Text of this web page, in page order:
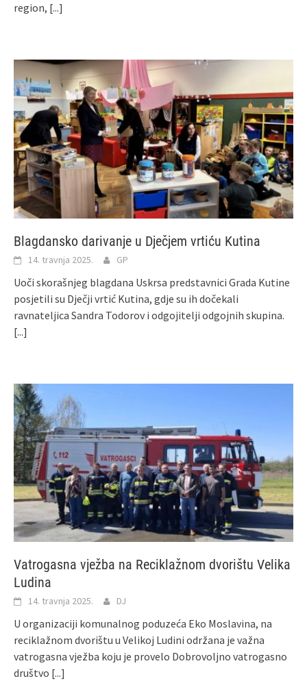
region, [...]
Blagdansko darivanje u Dječjem vrtiću Kutina
14. travnja 2025. GP
Uoči skorašnjeg blagdana Uskrsa predstavnici Grada Kutine
posjetili su Dječji vrtić Kutina, gdje su ih dočekali
ravnateljica Sandra Todorov i odgojitelji odgojnih skupina.
[...]
Vatrogasna vježba na Reciklažnom dvorištu Velika
Ludina
14. travnja 2025. DJ
U organizaciji komunalnog poduzeća Eko Moslavina, na
reciklažnom dvorištu u Velikoj Ludini održana je važna
vatrogasna vježba koju je provelo Dobrovoljno vatrogasno
društvo [...]